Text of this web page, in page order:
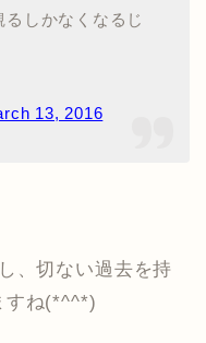
しかなくなるじ
13, 2016
、切ない過去を持
すね(*^^*)